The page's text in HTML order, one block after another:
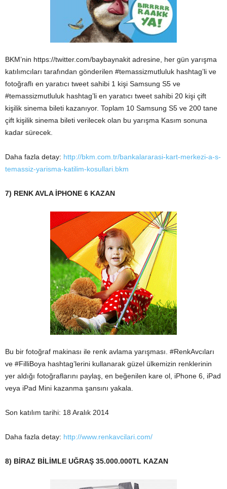
BKM’nin https://twitter.com/baybaynakit adresine, her gün yarışma
katılımcıları tarafından gönderilen #temassizmutluluk hashtag’li ve
fotoğraflı en yaratıcı tweet sahibi 1 kişi Samsung S5 ve
#temassizmutluluk hashtag’li en yaratıcı tweet sahibi 20 kişi çift
kişilik sinema bileti kazanıyor. Toplam 10 Samsung S5 ve 200 tane
çift kişilik sinema bileti verilecek olan bu yarışma Kasım sonuna
kadar sürecek.
Daha fazla detay: http://bkm.com.tr/bankalararasi-kart-merkezi-a-s-
temassiz-yarisma-katilim-kosullari.bkm
7) RENK AVLA İPHONE 6 KAZAN
Bu bir fotoğraf makinası ile renk avlama yarışması. #RenkAvcıları
ve #FilliBoya hashtag’lerini kullanarak güzel ülkemizin renklerinin
yer aldığı fotoğraflarını paylaş, en beğenilen kare ol, iPhone 6, iPad
veya iPad Mini kazanma şansını yakala.
Son katılım tarihi: 18 Aralık 2014
Daha fazla detay: http://www.renkavcilari.com/
8) BİRAZ BİLİMLE UĞRAŞ 35.000.000TL KAZAN